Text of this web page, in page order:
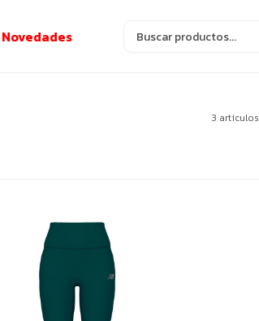
Novedades
3 artículos